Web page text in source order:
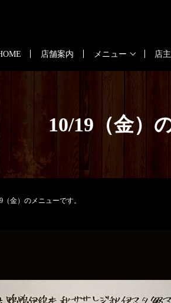
店舗案内 メニュー 店
10/19（金）
（金）のメニューです。